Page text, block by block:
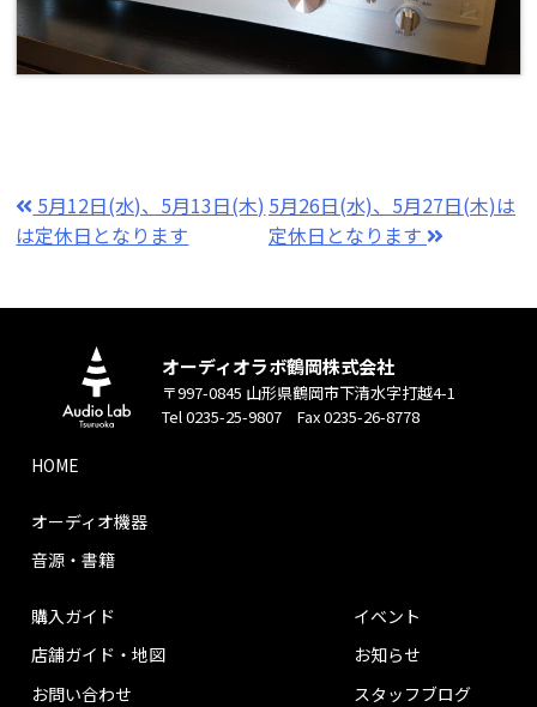
5月12日(水)、5月13日(木)
は定休日となります
5月26日(水)、5月27日(木)は
定休日となります
オーディオラボ鶴岡株式会社
〒997-0845 山形県鶴岡市下清水字打越4-1
Tel 0235-25-9807 Fax 0235-26-8778
HOME
オーディオ機器
音源・書籍
購入ガイド
店舗ガイド・地図
お問い合わせ
イベント
お知らせ
スタッフブログ